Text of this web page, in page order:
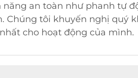
an toàn như phanh tự
Chúng tôi khuyến nghị quý
cho hoạt động của mình.